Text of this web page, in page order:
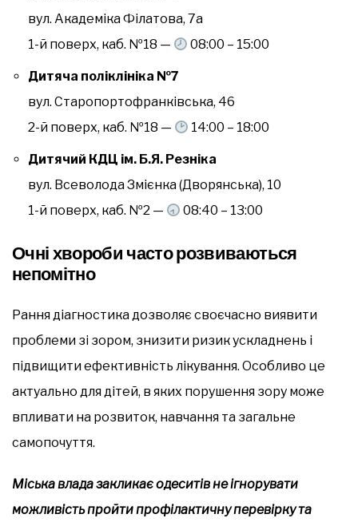
вул. Академіка Філатова, 7а
1-й поверх, каб. №18 —
08:00 – 15:00
Дитяча поліклініка №7
вул. Старопортофранківська, 46
2-й поверх, каб. №18 —
14:00 – 18:00
Дитячий КДЦ ім. Б.Я. Резніка
вул. Всеволода Змієнка (Дворянська), 10
1-й поверх, каб. №2 —
08:40 – 13:00
Очні хвороби часто розвиваються
непомітно
Рання діагностика дозволяє своєчасно виявити
проблеми зі зором, знизити ризик ускладнень і
підвищити ефективність лікування. Особливо це
актуально для дітей, в яких порушення зору може
впливати на розвиток, навчання та загальне
самопочуття.
Міська влада закликає одеситів не ігнорувати
можливість пройти профілактичну перевірку та